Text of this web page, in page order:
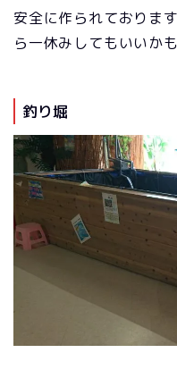
安全に作られておりま
ら一休みしてもいいかも
釣り堀